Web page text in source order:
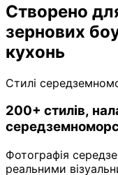
Створено
зернових
кухонь
Стилі
200+ стилів,
Фотографія
реальними